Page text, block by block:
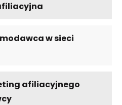
w sieci
afiliacyjnego